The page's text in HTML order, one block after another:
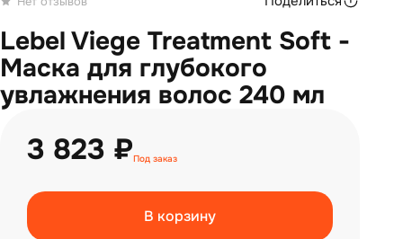
Lebel Viege Treatment Soft -
Маска для глубокого
увлажнения волос 240 мл
3 823 ₽Под заказ
В корзину